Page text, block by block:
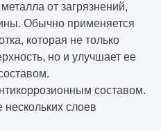
от загрязнений,
Обычно применяется
которая не только
но и улучшает ее
составом.
слоев